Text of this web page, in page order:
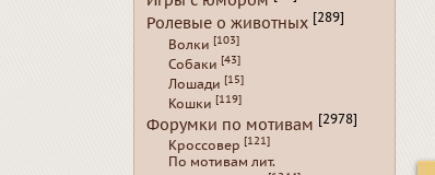
Ролевые о животных [289]
Волки [103]
Собаки [43]
Лошади [15]
Кошки [119]
Форумки по мотивам [2978]
Кроссовер [121]
По мотивам лит.